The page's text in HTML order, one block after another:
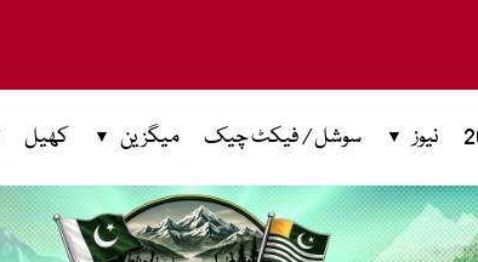
نیوز سوشل / فیکٹ چیک میگزین کھیل